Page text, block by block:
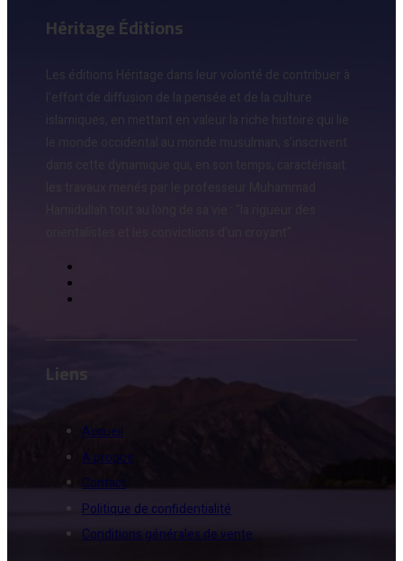
Héritage Éditions
Les éditions Héritage dans leur volonté de contribuer à
l’effort de diffusion de la pensée et de la culture
Liens
Accueil
A propos
Contact
Politique de confidentialité
Conditions générales de vente